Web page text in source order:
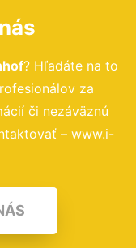
? Hľadáte na to
za
či nezáväznú
– www.i-